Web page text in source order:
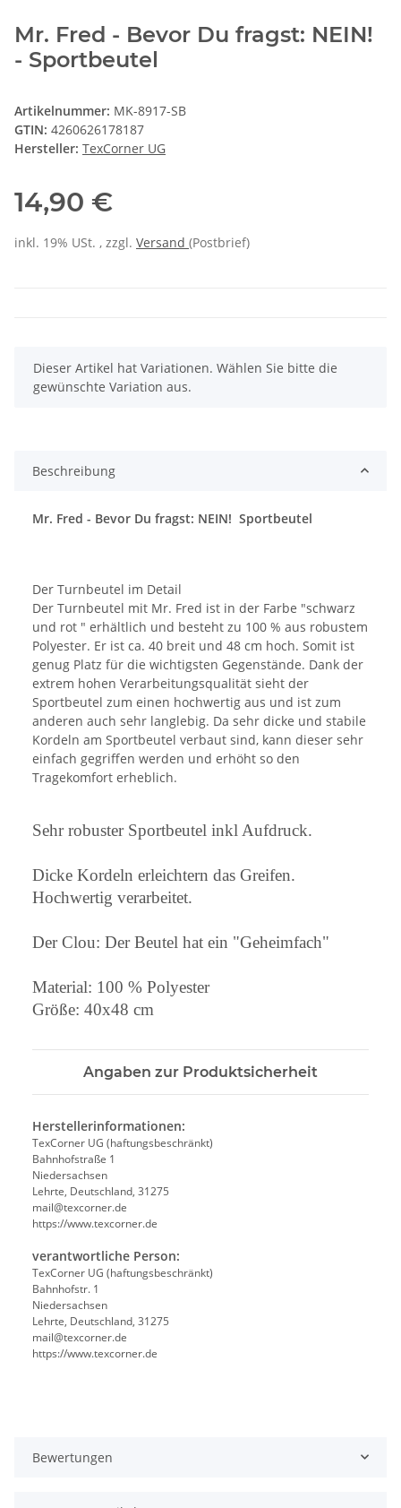
Mr. Fred - Bevor Du fragst: NEIN!
- Sportbeutel
Artikelnummer: MK-8917-SB
GTIN: 4260626178187
Hersteller: TexCorner UG
14,90 €
inkl. 19% USt. , zzgl. Versand (Postbrief)
x
Dieser Artikel hat Variationen. Wählen Sie bitte die
gewünschte Variation aus.
Beschreibung
Mr. Fred - Bevor Du fragst: NEIN! Sportbeutel
Der Turnbeutel im Detail
Der Turnbeutel mit Mr. Fred ist in der Farbe "schwarz
und rot " erhältlich und besteht zu 100 % aus robustem
Polyester. Er ist ca. 40 breit und 48 cm hoch. Somit ist
genug Platz für die wichtigsten Gegenstände. Dank der
extrem hohen Verarbeitungsqualität sieht der
Sportbeutel zum einen hochwertig aus und ist zum
anderen auch sehr langlebig. Da sehr dicke und stabile
Kordeln am Sportbeutel verbaut sind, kann dieser sehr
einfach gegriffen werden und erhöht so den
Tragekomfort erheblich.
Sehr robuster Sportbeutel inkl Aufdruck.
Dicke Kordeln erleichtern das Greifen.
Hochwertig verarbeitet.
Der Clou: Der Beutel hat ein "Geheimfach"
Material: 100 % Polyester
Größe: 40x48 cm
Angaben zur Produktsicherheit
Herstellerinformationen:
TexCorner UG (haftungsbeschränkt)
Bahnhofstraße 1
Niedersachsen
Lehrte, Deutschland, 31275
mail@texcorner.de
https://www.texcorner.de
verantwortliche Person:
TexCorner UG (haftungsbeschränkt)
Bahnhofstr. 1
Niedersachsen
Lehrte, Deutschland, 31275
mail@texcorner.de
https://www.texcorner.de
Bewertungen